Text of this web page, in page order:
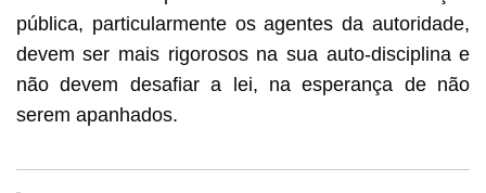
pública, particularmente os agentes da autoridade,
devem ser mais rigorosos na sua auto-disciplina e
não devem desafiar a lei, na esperança de não
serem apanhados.